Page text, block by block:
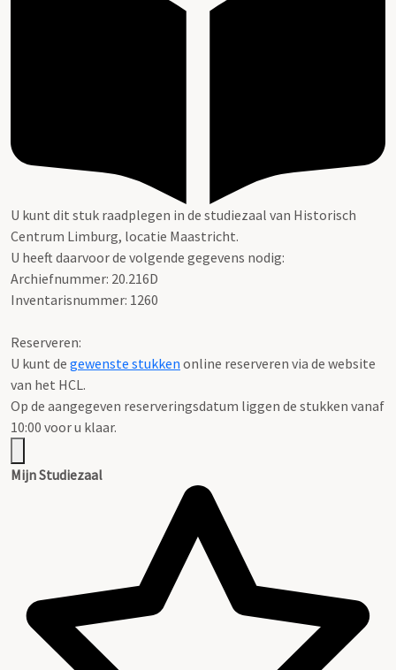
U kunt dit stuk raadplegen in de studiezaal van Historisch
Centrum Limburg, locatie Maastricht.
U heeft daarvoor de volgende gegevens nodig:
Archiefnummer: 20.216D
Inventarisnummer: 1260
Reserveren:
U kunt de gewenste stukken online reserveren via de website
van het HCL.
Op de aangegeven reserveringsdatum liggen de stukken vanaf
10:00 voor u klaar.
Mijn Studiezaal